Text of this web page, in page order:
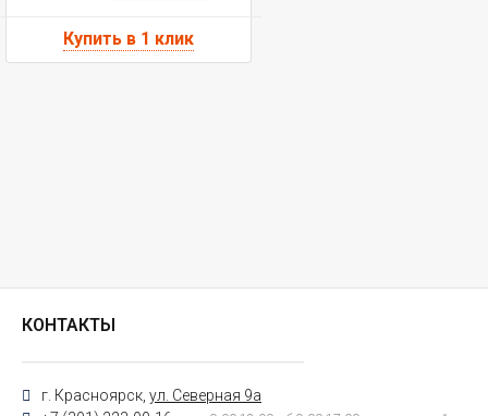
КОНТАКТЫ
г. Красноярск, ул. Северная 9а